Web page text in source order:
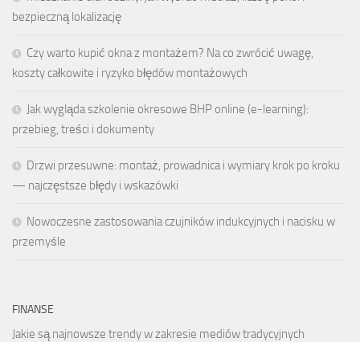
bezpieczną lokalizację
Czy warto kupić okna z montażem? Na co zwrócić uwagę,
koszty całkowite i ryzyko błędów montażowych
Jak wygląda szkolenie okresowe BHP online (e-learning):
przebieg, treści i dokumenty
Drzwi przesuwne: montaż, prowadnica i wymiary krok po kroku
— najczęstsze błędy i wskazówki
Nowoczesne zastosowania czujników indukcyjnych i nacisku w
przemyśle
FINANSE
Jakie są najnowsze trendy w zakresie mediów tradycyjnych